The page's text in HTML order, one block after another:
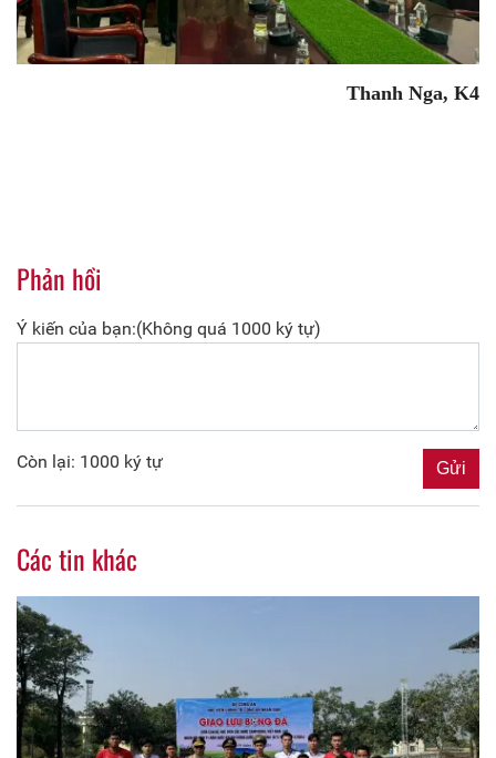
Thanh Nga, K4
Phản hồi
Ý kiến của bạn:(Không quá 1000 ký tự)
Còn lại: 1000 ký tự
Các tin khác